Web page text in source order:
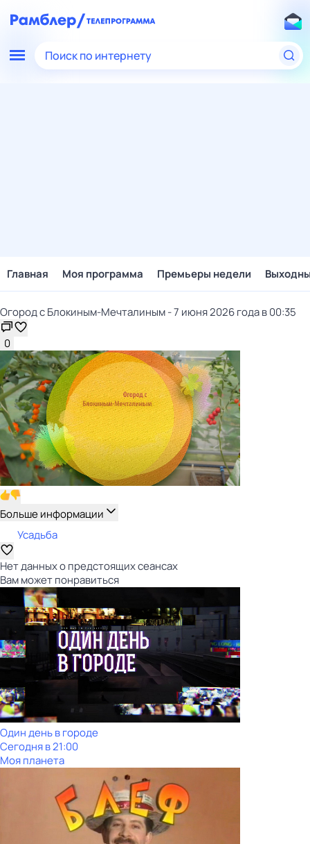
Поиск по интернету
Главная Моя программа Премьеры недели
Огород с Блокиным-Мечталиным - 7 июня 2026 года в 00:35
0
Больше информации
Усадьба
Нет данных о предстоящих сеансах
Вам может понравиться
Один день в городе
Сегодня в 21:00
Моя планета